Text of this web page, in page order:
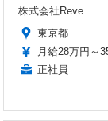
株式会社Reve
東京都
月給28万円～
正社員